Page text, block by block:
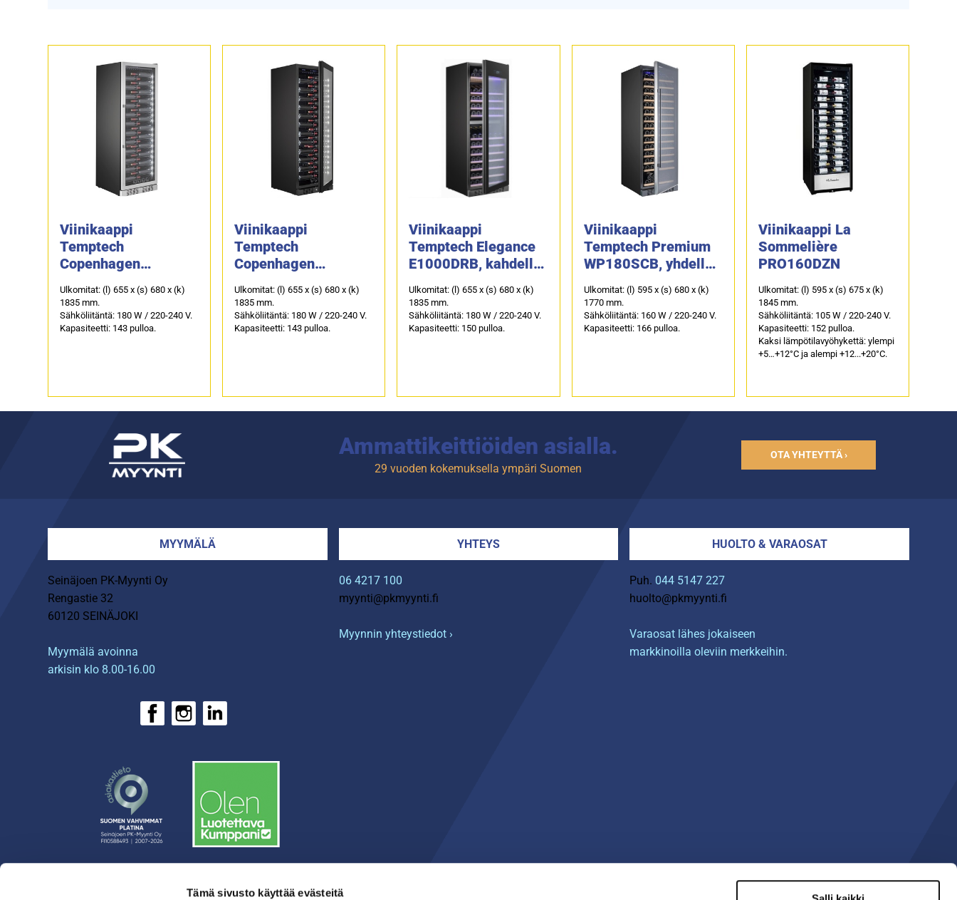
Tämä sivusto käyttää evästeitä
Viinikaappi
Temptech
Copenhagen
Ulkomitat: (l) 655 x (s) 680 x (k)
1835 mm.
Sähköliitäntä: 180 W / 220-240 V.
Kapasiteetti: 143 pulloa.
Viinikaappi
Temptech
Copenhagen
Ulkomitat: (l) 655 x (s) 680 x (k)
1835 mm.
Sähköliitäntä: 180 W / 220-240 V.
Kapasiteetti: 143 pulloa.
Viinikaappi
Temptech Elegance
E1000DRB, kahdella
ä
Ulkomitat: (l) 655 x (s) 680 x (k)
1835 mm.
Sähköliitäntä: 180 W / 220-240 V.
Kapasiteetti: 150 pulloa.
Viinikaappi
Temptech Premium
WP180SCB, yhdellä
ä
Ulkomitat: (l) 595 x (s) 680 x (k)
1770 mm.
Sähköliitäntä: 160 W / 220-240 V.
Kapasiteetti: 166 pulloa.
Viinikaappi La
Sommelière
PRO160DZN
Ulkomitat: (l) 595 x (s) 675 x (k)
1845 mm.
Sähköliitäntä: 105 W / 220-240 V.
Kapasiteetti: 152 pulloa.
Kaksi lämpötilavyöhykettä: ylempi
+5…+12°C ja alempi +12...+20°C.
Ammattikeittiöiden asialla.
29 vuoden kokemuksella ympäri Suomen
OTA YHTEYTTÄ ›
MYYMÄLÄ
Seinäjoen PK-Myynti Oy
Rengastie 32
60120 SEINÄJOKI
Myymälä avoinna
arkisin klo 8.00-16.00
YHTEYS
06 4217 100
myynti@pkmyynti.fi
Myynnin yhteystiedot ›
HUOLTO & VARAOSAT
Puh. 044 5147 227
huolto@pkmyynti.fi
Varaosat lähes jokaiseen
markkinoilla oleviin merkkeihin.